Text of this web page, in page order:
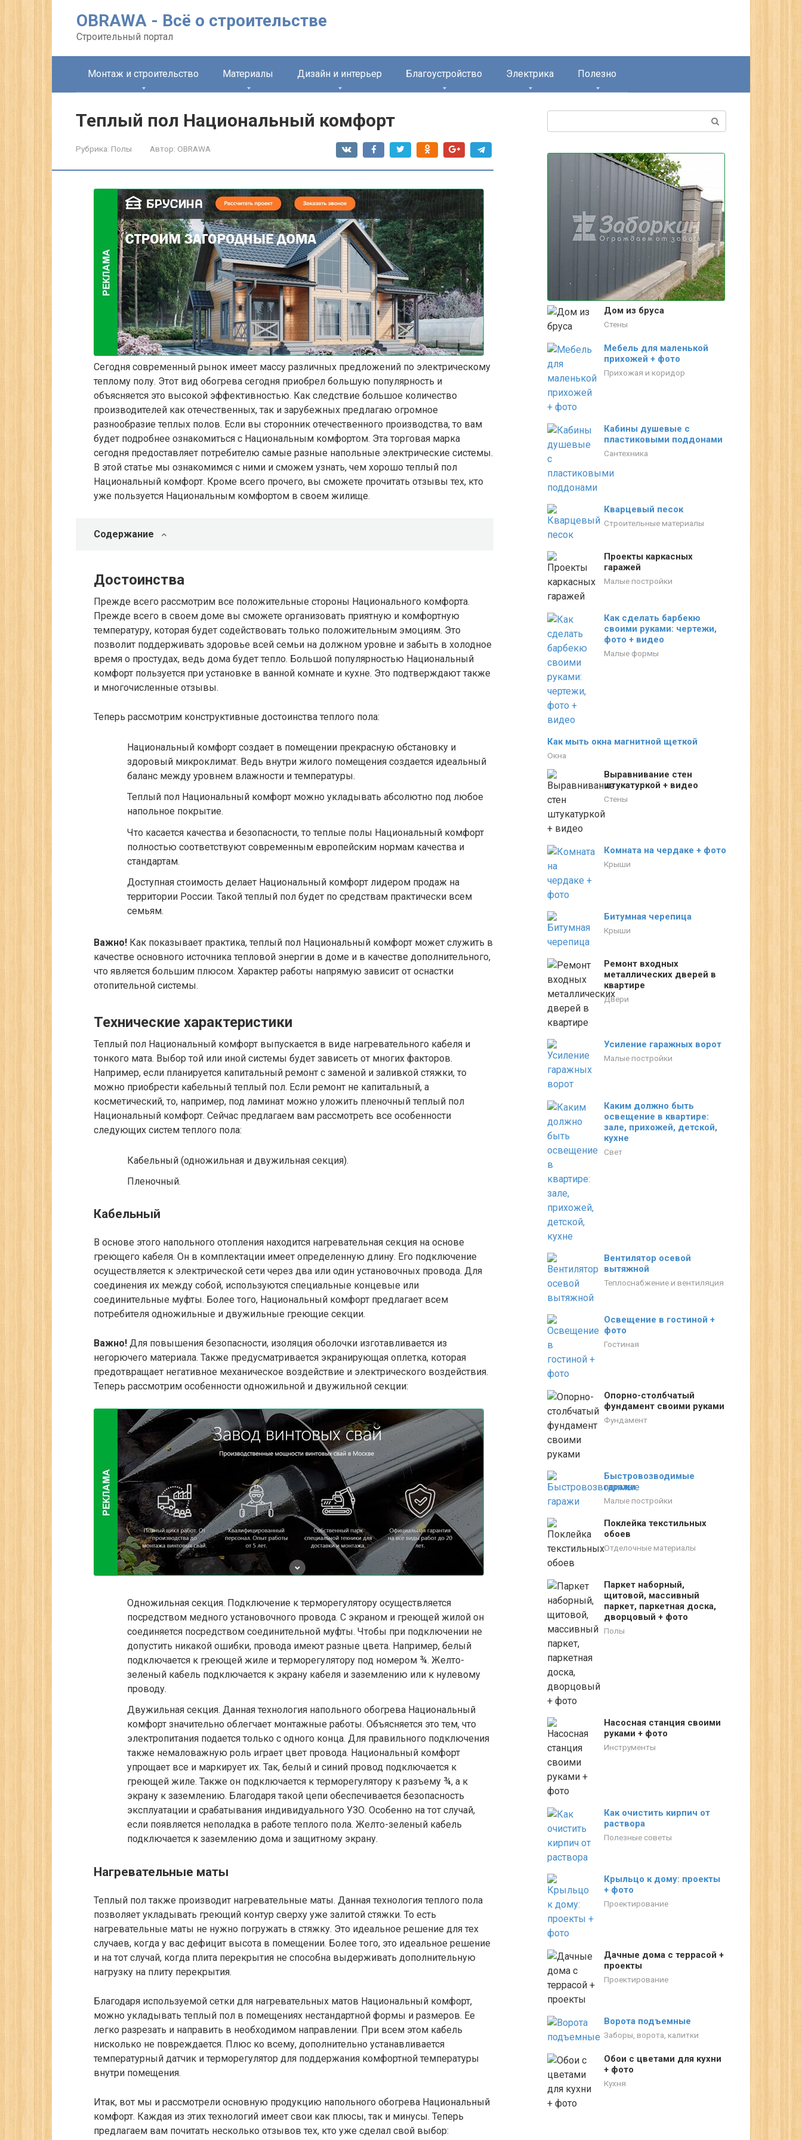
OBRAWA - Всё о строительстве
Строительный портал
Монтаж и строительство Материалы Дизайн и интерьер Благоустройство Электрика Полезно
Теплый пол Национальный комфорт
Рубрика: Полы Автор: OBRAWA
Сегодня современный рынок имеет массу различных предложений по электрическому
теплому полу. Этот вид обогрева сегодня приобрел большую популярность и
объясняется это высокой эффективностью. Как следствие большое количество
производителей как отечественных, так и зарубежных предлагаю огромное
разнообразие теплых полов. Если вы сторонник отечественного производства, то вам
будет подробнее ознакомиться с Национальным комфортом. Эта торговая марка
сегодня предоставляет потребителю самые разные напольные электрические системы.
В этой статье мы ознакомимся с ними и сможем узнать, чем хорошо теплый пол
Национальный комфорт. Кроме всего прочего, вы сможете прочитать отзывы тех, кто
уже пользуется Национальным комфортом в своем жилище.
Содержание
Достоинства
Прежде всего рассмотрим все положительные стороны Национального комфорта.
Прежде всего в своем доме вы сможете организовать приятную и комфортную
температуру, которая будет содействовать только положительным эмоциям. Это
позволит поддерживать здоровье всей семьи на должном уровне и забыть в холодное
время о простудах, ведь дома будет тепло. Большой популярностью Национальный
комфорт пользуется при установке в ванной комнате и кухне. Это подтверждают также
и многочисленные отзывы.
Теперь рассмотрим конструктивные достоинства теплого пола:
Национальный комфорт создает в помещении прекрасную обстановку и
здоровый микроклимат. Ведь внутри жилого помещения создается идеальный
баланс между уровнем влажности и температуры.
Теплый пол Национальный комфорт можно укладывать абсолютно под любое
напольное покрытие.
Что касается качества и безопасности, то теплые полы Национальный комфорт
полностью соответствуют современным европейским нормам качества и
стандартам.
Доступная стоимость делает Национальный комфорт лидером продаж на
территории России. Такой теплый пол будет по средствам практически всем
семьям.
Важно! Как показывает практика, теплый пол Национальный комфорт может служить в
качестве основного источника тепловой энергии в доме и в качестве дополнительного,
что является большим плюсом. Характер работы напрямую зависит от оснастки
отопительной системы.
Технические характеристики
Теплый пол Национальный комфорт выпускается в виде нагревательного кабеля и
тонкого мата. Выбор той или иной системы будет зависеть от многих факторов.
Например, если планируется капитальный ремонт с заменой и заливкой стяжки, то
можно приобрести кабельный теплый пол. Если ремонт не капитальный, а
косметический, то, например, под ламинат можно уложить пленочный теплый пол
Национальный комфорт. Сейчас предлагаем вам рассмотреть все особенности
следующих систем теплого пола:
Кабельный (одножильная и двужильная секция).
Пленочный.
Кабельный
В основе этого напольного отопления находится нагревательная секция на основе
греющего кабеля. Он в комплектации имеет определенную длину. Его подключение
осуществляется к электрической сети через два или один установочных провода. Для
соединения их между собой, используются специальные концевые или
соединительные муфты. Более того, Национальный комфорт предлагает всем
потребителя одножильные и двужильные греющие секции.
Важно! Для повышения безопасности, изоляция оболочки изготавливается из
негорючего материала. Также предусматривается экранирующая оплетка, которая
предотвращает негативное механическое воздействие и электрического воздействия.
Теперь рассмотрим особенности одножильной и двужильной секции:
Одножильная секция. Подключение к терморегулятору осуществляется
посредством медного установочного провода. С экраном и греющей жилой он
соединяется посредством соединительной муфты. Чтобы при подключении не
допустить никакой ошибки, провода имеют разные цвета. Например, белый
подключается к греющей жиле и терморегулятору под номером ¾. Желто-
зеленый кабель подключается к экрану кабеля и заземлению или к нулевому
проводу.
Двужильная секция. Данная технология напольного обогрева Национальный
комфорт значительно облегчает монтажные работы. Объясняется это тем, что
электропитания подается только с одного конца. Для правильного подключения
также немаловажную роль играет цвет провода. Национальный комфорт
упрощает все и маркирует их. Так, белый и синий провод подключается к
греющей жиле. Также он подключается к терморегулятору к разъему ¾, а к
экрану к заземлению. Благодаря такой цепи обеспечивается безопасность
эксплуатации и срабатывания индивидуального УЗО. Особенно на тот случай,
если появляется неполадка в работе теплого пола. Желто-зеленый кабель
подключается к заземлению дома и защитному экрану.
Нагревательные маты
Теплый пол также производит нагревательные маты. Данная технология теплого пола
позволяет укладывать греющий контур сверху уже залитой стяжки. То есть
нагревательные маты не нужно погружать в стяжку. Это идеальное решение для тех
случаев, когда у вас дефицит высота в помещении. Более того, это идеальное решение
и на тот случай, когда плита перекрытия не способна выдерживать дополнительную
нагрузку на плиту перекрытия.
Благодаря используемой сетки для нагревательных матов Национальный комфорт,
можно укладывать теплый пол в помещениях нестандартной формы и размеров. Ее
легко разрезать и направить в необходимом направлении. При всем этом кабель
нисколько не повреждается. Плюс ко всему, дополнительно устанавливается
температурный датчик и терморегулятор для поддержания комфортной температуры
внутри помещения.
Итак, вот мы и рассмотрели основную продукцию напольного обогрева Национальный
комфорт. Каждая из этих технологий имеет свои как плюсы, так и минусы. Теперь
предлагаем вам почитать несколько отзывов тех, кто уже сделал свой выбор:
Дом из бруса
Стены
Мебель для маленькой
прихожей + фото
Прихожая и коридор
Кабины душевые с
пластиковыми поддонами
Сантехника
Кварцевый песок
Строительные материалы
Проекты каркасных
гаражей
Малые постройки
Как сделать барбекю
своими руками: чертежи,
фото + видео
Малые формы
Как мыть окна магнитной щеткой
Окна
Выравнивание стен
штукатуркой + видео
Стены
Комната на чердаке + фото
Крыши
Битумная черепица
Крыши
Ремонт входных
металлических дверей в
квартире
Двери
Усиление гаражных ворот
Малые постройки
Каким должно быть
освещение в квартире:
зале, прихожей, детской,
кухне
Свет
Вентилятор осевой
вытяжной
Теплоснабжение и вентиляция
Освещение в гостиной +
фото
Гостиная
Опорно-столбчатый
фундамент своими руками
Фундамент
Быстровозводимые
гаражи
Малые постройки
Поклейка текстильных
обоев
Отделочные материалы
Паркет наборный,
щитовой, массивный
паркет, паркетная доска,
дворцовый + фото
Полы
Насосная станция своими
руками + фото
Инструменты
Как очистить кирпич от
раствора
Полезные советы
Крыльцо к дому: проекты
+ фото
Проектирование
Дачные дома с террасой +
проекты
Проектирование
Ворота подъемные
Заборы, ворота, калитки
Обои с цветами для кухни
+ фото
Кухня